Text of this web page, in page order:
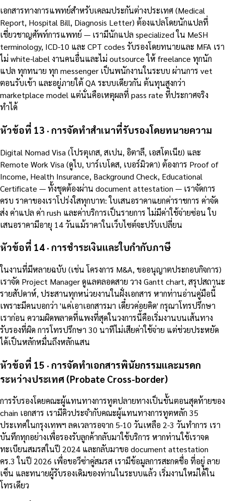
เอกสารทางการแพทย์สำหรับเคลมประกันต่างประเทศ (Medical
Report, Hospital Bill, Diagnosis Letter) ต้องแปลโดยนักแปลที่
เชี่ยวชาญศัพท์การแพทย์ — เรามีนักแปล specialized ใน MeSH
terminology, ICD-10 และ CPT codes รับรองโดยทนายและ MFA เรา
ไม่ white-label งานคนอื่นและไม่ outsource ให้ freelance ทุกนัก
แปล ทุกทนาย ทุก messenger เป็นพนักงานในระบบ ผ่านการ vet
ตอนรับเข้า และอยู่ภายใต้ QA ระบบเดียวกัน ต้นทุนสูงกว่า
marketplace model แต่นั่นคือเหตุผลที่ pass rate ที่ประกาศจริง
ทำได้
หัวข้อที่ 13 · การจัดทำสำเนาที่รับรองโดยทนายความ
Digital Nomad Visa (โปรตุเกส, สเปน, อิตาลี, เอสโตเนีย) และ
Remote Work Visa (ดูไบ, บาร์เบโดส, เบอร์มิวดา) ต้องการ Proof of
Income, Health Insurance, Background Check, Educational
Certificate — ทั้งชุดต้องผ่าน document attestation — เราจัดการ
ครบ ราคาของเราโปร่งใสทุกบาท: ใบเสนอราคาแยกค่าราชการ ค่าจัด
ส่ง ค่าแปล ค่า rush และค่าบริการเป็นรายการ ไม่มีค่าใช้จ่ายซ่อน ใบ
เสนอราคามีอายุ 14 วันแม้ราคาในเว็บไซต์จะปรับเปลี่ยน
หัวข้อที่ 14 · การชำระเงินและใบกำกับภาษี
ในงานที่มีหลายฉบับ (เช่น โครงการ M&A, ขออนุญาตประกอบกิจการ)
เราจัด Project Manager ดูแลตลอดสาย วาง Gantt chart, สรุปสถานะ
รายสัปดาห์, ประสานทุกหน่วยงานในฝั่งเอกสาร หากท่านอ่านคู่มือนี้
เพราะมีคนบอกว่า 'แค่เอาเอกสารมา เดี๋ยวค่อยคิด' กรุณาโทรปรึกษา
เราก่อน ความผิดพลาดที่แพงที่สุดในวงการนี้คือเริ่มงานบนเส้นทาง
รับรองที่ผิด การโทรปรึกษา 30 นาทีไม่เสียค่าใช้จ่าย แต่ช่วยประหยัด
ได้เป็นหลักหมื่นถึงหลักแสน
หัวข้อที่ 15 · การจัดทำเอกสารพินัยกรรมและมรดก
ระหว่างประเทศ (Probate Cross-border)
การรับรองโดยคณะผู้แทนทางการทูตปลายทางเป็นขั้นตอนสุดท้ายของ
chain เอกสาร เรามีคิวประจำกับคณะผู้แทนทางการทูตหลัก 35
ประเทศในกรุงเทพฯ ลดเวลารอจาก 5-10 วันเหลือ 2-3 วันทำการ เรา
บันทึกทุกอย่างเพื่อรองรับลูกค้ากลับมาใช้บริการ หากท่านใช้เราจด
ทะเบียนสมรสในปี 2024 และกลับมาขอ document attestation
คร.3 ในปี 2026 เพื่อขอวีซ่าคู่สมรส เรามีข้อมูลการสะกดชื่อ ที่อยู่ ลาย
เซ็น และทนายผู้รับรองเดิมของท่านในระบบแล้ว เริ่มงานใหม่ได้ใน
โทรเดียว